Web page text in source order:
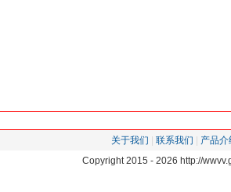
关于我们 联系我们
产品介
Copyright 2015 - 2026 http://